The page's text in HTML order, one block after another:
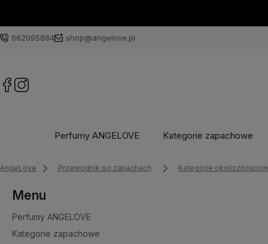
662095884 shop@angelove.pl
Perfumy ANGELOVE Kategorie zapachowe
AngeLove Przewodnik po zapachach Kategorie
Menu
Perfumy ANGELOVE
Kategorie zapachowe